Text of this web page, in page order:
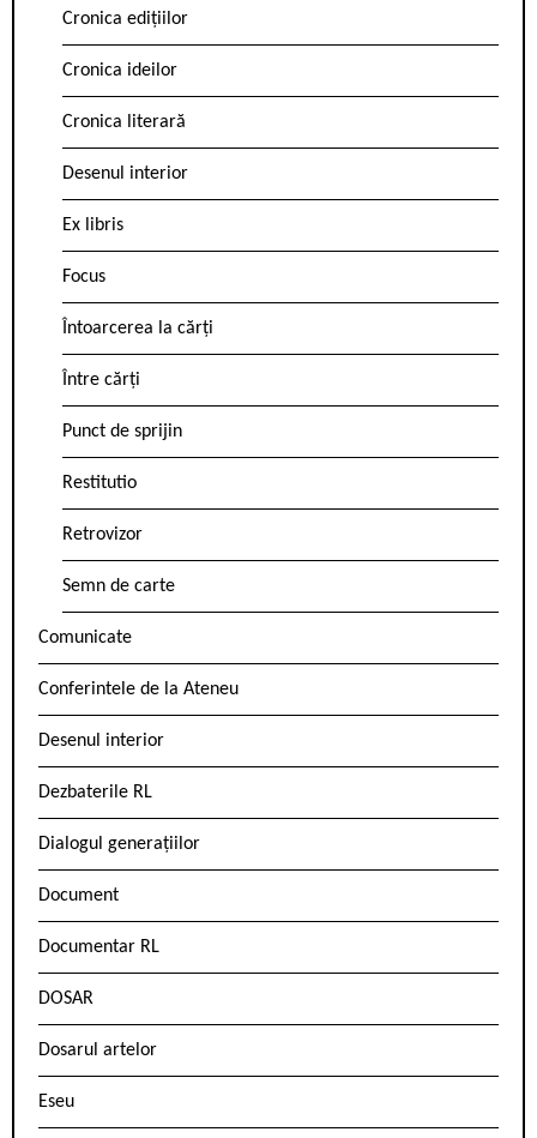
Cronica edițiilor
Cronica ideilor
Cronica literară
Desenul interior
Ex libris
Focus
Întoarcerea la cărți
Între cărți
Punct de sprijin
Restitutio
Retrovizor
Semn de carte
Comunicate
Conferintele de la Ateneu
Desenul interior
Dezbaterile RL
Dialogul generațiilor
Document
Documentar RL
DOSAR
Dosarul artelor
Eseu